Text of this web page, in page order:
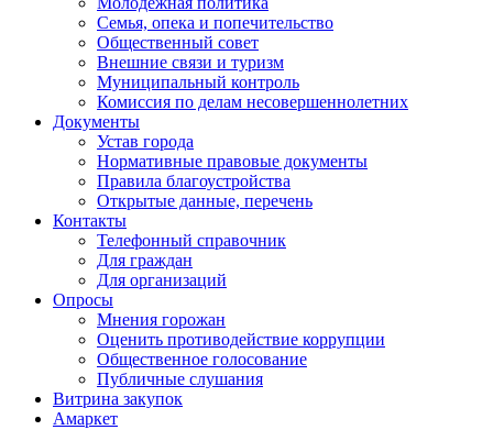
Семья, опека и попечительство
Общественный совет
Внешние связи и туризм
Муниципальный контроль
Комиссия по делам несовершеннолетних
Документы
Устав города
Нормативные правовые документы
Правила благоустройства
Открытые данные, перечень
Контакты
Телефонный справочник
Для граждан
Для организаций
Опросы
Мнения горожан
Оценить противодействие коррупции
Общественное голосование
Публичные слушания
Витрина закупок
Амаркет